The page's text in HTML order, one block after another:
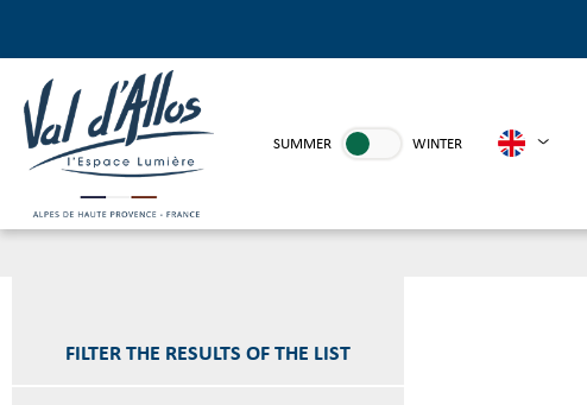
SUMMER WINTER
FILTER THE RESULTS OF THE LIST